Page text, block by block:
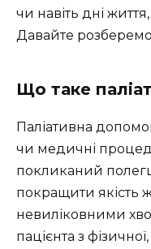
чи навіть дні
Давайте
Що таке
Паліативна
чи медичні
покликаний
покращити якість
невиліковними
пацієнта з